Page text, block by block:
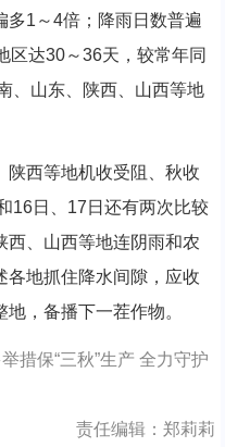
多1～4倍；降雨日数普遍
区达30～36天，较常年同
、山东、陕西、山西等地
西等地机收受阻、秋收
16日、17日还有两次比较
西、山西等地连阴雨和农
各地抓住降水间隙，应收
，备播下一茬作物。
措保“三秋”生产 全力守护
责任编辑：郑莉莉